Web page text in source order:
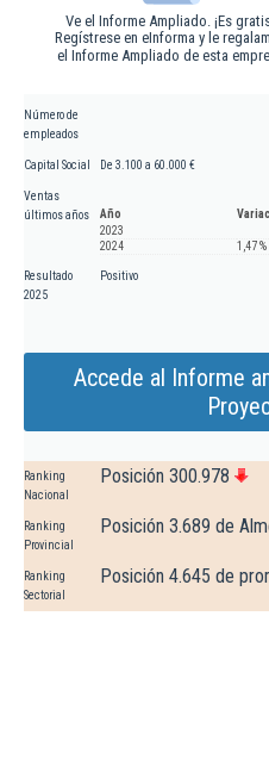
Ve el Informe Ampliado. ¡Es
Regístrese en eInforma y le
el Informe Ampliado de esta
Número de
empleados
Capital Social De 3.100 a 60.000 €
Ventas
últimos años
Año
2023
2024
1,47 %
Resultado
2025
Positivo
Accede al Informe
Ranking
Nacional
Posición 300.978
Ranking
Provincial
Posición 3.689 de
Ranking
Sectorial
Posición 4.645 de